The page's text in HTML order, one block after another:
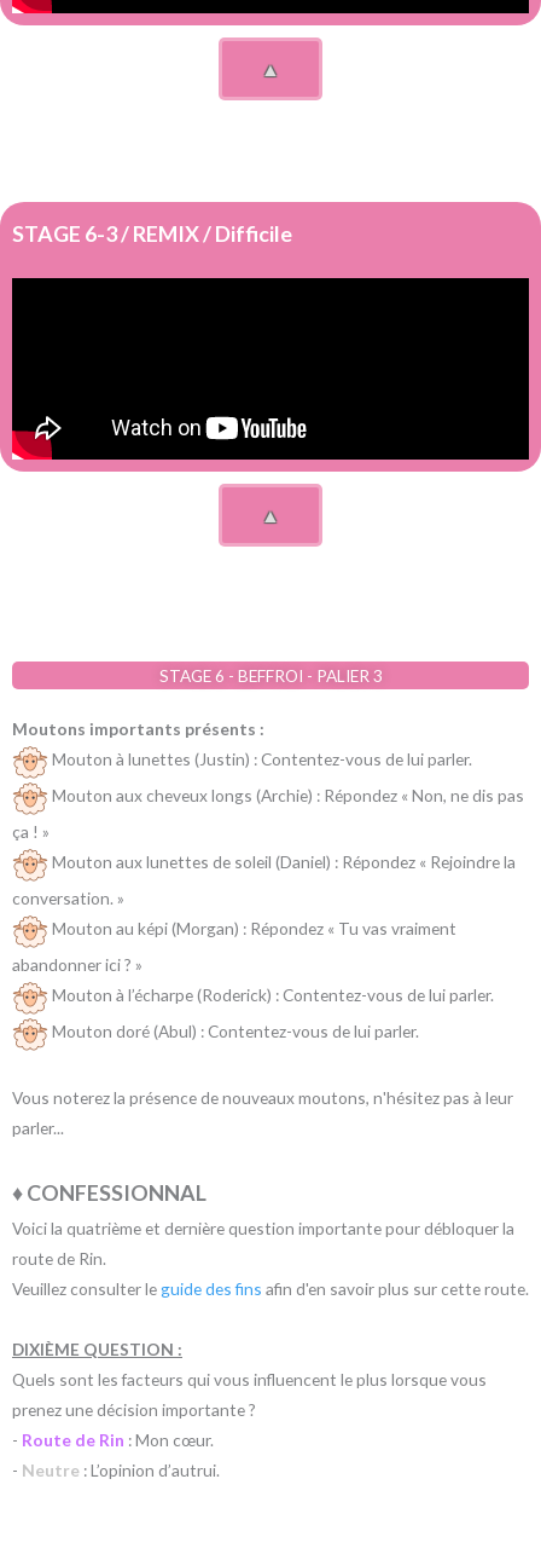
▲
STAGE 6-3 / REMIX / Difficile
▲
STAGE 6 - BEFFROI - PALIER 3
Moutons importants présents :
Mouton à lunettes (Justin) : Contentez-vous de lui parler.
Mouton aux cheveux longs (Archie) : Répondez « Non, ne dis pas
ça ! »
Mouton aux lunettes de soleil (Daniel) : Répondez « Rejoindre la
conversation. »
Mouton au képi (Morgan) : Répondez « Tu vas vraiment
abandonner ici ? »
Mouton à l’écharpe (Roderick) : Contentez-vous de lui parler.
Mouton doré (Abul) : Contentez-vous de lui parler.
Vous noterez la présence de nouveaux moutons, n'hésitez pas à leur
parler...
♦ CONFESSIONNAL
Voici la quatrième et dernière question importante pour débloquer la
route de Rin.
Veuillez consulter le guide des fins afin d'en savoir plus sur cette route.
DIXIÈME QUESTION :
Quels sont les facteurs qui vous influencent le plus lorsque vous
prenez une décision importante ?
- Route de Rin : Mon cœur.
- Neutre : L’opinion d’autrui.